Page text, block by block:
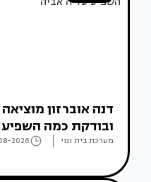
דנה אוברזון
ובודקת כמה
מערכת בית ונוי 2026